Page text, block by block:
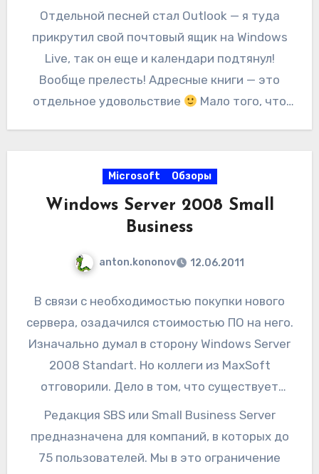
найти некоторые функции и кнопки на этих
проклятых лентах — я все же воспитан на
старых панельках офиса
Очень приятно,
что все приложения дружно научились
понимать, что тот или иной документ открыт
меню печати и просмотра документов.
Отдельной песней стал Outlook — я туда
прикрутил свой почтовый ящик на Windows
Live, так он еще и календари подтянул!
Вообще прелесть! Адресные книги — это
отдельное удовольствие
Мало того, что
при необходимости, адресата можно
выбрать и из общего списка, но есть
возможность открыть именно одну
париться. В прошлой версии я такого не
помню, хотя быть может плохо искал.
Microsoft Обзоры
Windows Server 2008 Small
Business
anton.kononov 12.06.2011
В связи с необходимостью покупки нового
сервера, озадачился стоимостью ПО на него.
Изначально думал в сторону Windows Server
2008 Standart. Но коллеги из MaxSoft
отговорили. Дело в том, что существует
волшебная редакция специально для не
слишком больших компаний.
Редакция SBS или Small Business Server
предназначена для компаний, в которых до
75 пользователей. Мы в это ограничение